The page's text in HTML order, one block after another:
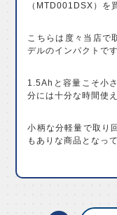
（MTD001DSX）を
こちらは度々当店で
デルのインパクトです
1.5Ahと容量こそ小
分には十分な時間使え
小柄な分軽量で取り
もありな商品となっ